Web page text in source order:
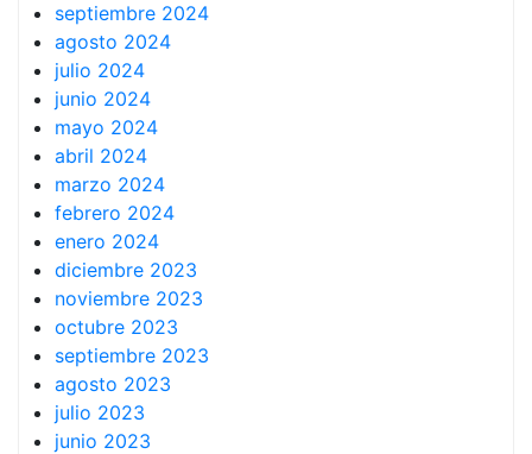
septiembre 2024
agosto 2024
julio 2024
junio 2024
mayo 2024
abril 2024
marzo 2024
febrero 2024
enero 2024
diciembre 2023
noviembre 2023
octubre 2023
septiembre 2023
agosto 2023
julio 2023
junio 2023